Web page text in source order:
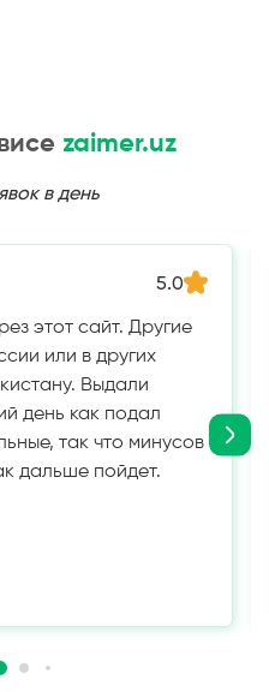
zaimer.uz
в день
5.0
этот сайт. Другие
или в других
Выдали
день как подал
так что минусов
дальше пойдет.